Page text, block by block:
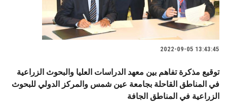
2022-09-05 13:43:45
توقيع مذكرة تفاهم بين معهد الدراسات العليا والبحوث الزراعية
في المناطق القاحلة بجامعة عين شمس والمركز الدولي للبحوث
الزراعية في المناطق الجافة